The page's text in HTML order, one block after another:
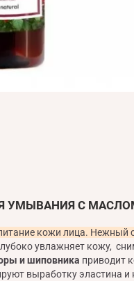
С
кожи лица.
увлажняет кожу,
и шиповника приводит
выработку эластина